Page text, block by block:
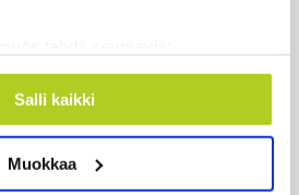
sijainnistasi,
metrin tarkkuudella
(sormenjäljen
käsitellään ja miten
Salli kaikki
Muokkaa